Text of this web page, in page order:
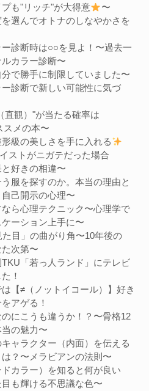
も"リッチ"が大得意
〜
選んでオトナのしなやかさを
診断時は○○を見よ！〜過去一
カラー診断〜
で勝手に制限していました〜
診断で新しい可能性に気づ
直観）"が当たる確率は
スメの本〜
級の美しさを手に入れる
ストがニガテだった場合
好きの相違〜
服を探すのか。本当の理由と
己開示の心理〜
ら心理テクニック〜心理学で
ーション上手に〜
目」の曲がり角〜10年後の
た次第〜
「若っ人ランド」にテレビ
！
は【≠（ノットイコール）】好き
アゲる！
にこうも違うか！？〜骨格12
の魅力〜
ャラクター（内面）を伝える
？〜メラビアンの法則〜
カラー）を知ると何が良い
も輝ける不思議な色〜